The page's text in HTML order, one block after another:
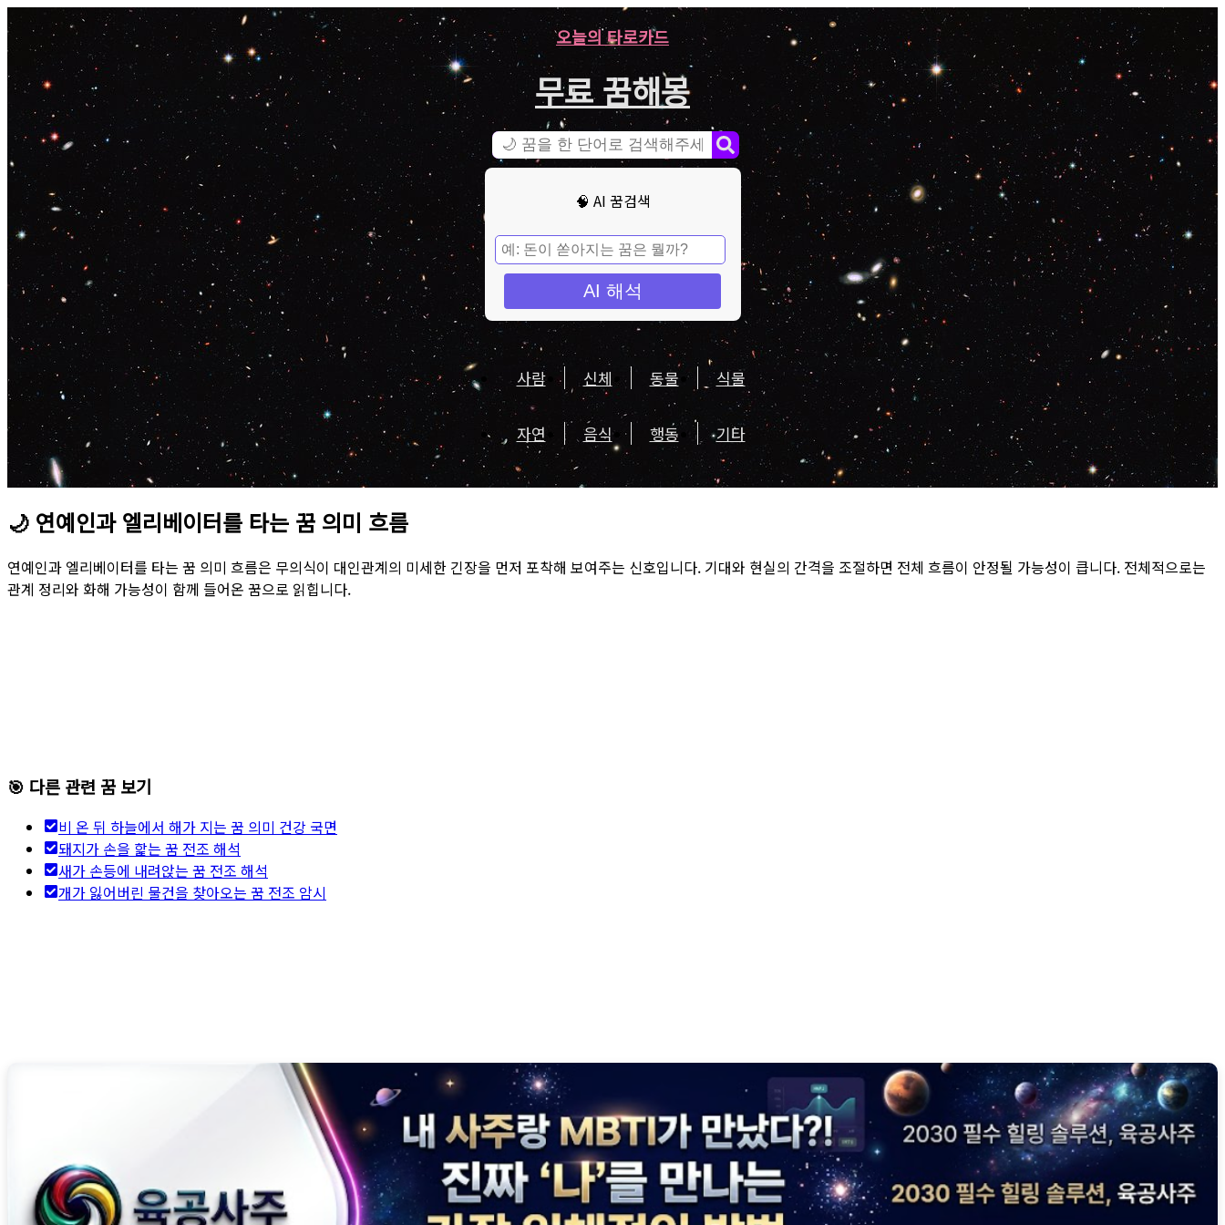
오늘의 타로카드
무료 꿈해몽
🧠 AI 꿈검색
AI 해석
사람 신체 동물 식물
자연 음식 행동 기타
🌙 연예인과 엘리베이터를 타는 꿈 의미 흐름
연예인과 엘리베이터를 타는 꿈 의미 흐름은 무의식이 대인관계의 미세한 긴장을 먼저 포착해 보여주는 신호입니다. 기대와 현실의 간격을 조절하면 전체 흐름이 안정될 가능성이 큽니다. 전체적으로는
관계 정리와 화해 가능성이 함께 들어온 꿈으로 읽힙니다.
🎯 다른 관련 꿈 보기
비 온 뒤 하늘에서 해가 지는 꿈 의미 건강 국면
돼지가 손을 핥는 꿈 전조 해석
새가 손등에 내려앉는 꿈 전조 해석
개가 잃어버린 물건을 찾아오는 꿈 전조 암시